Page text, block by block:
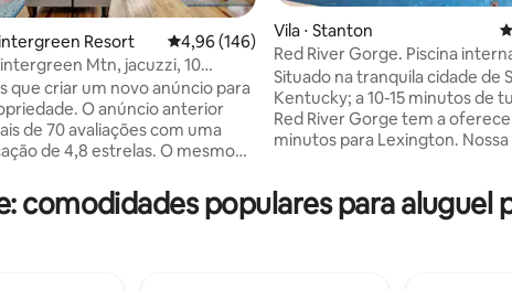
média de 5, 210 avaliações
Resort 4,96 de uma avaliação média de 5, 146
4,96 (146)
Mtn, jacuzzi, 10
sem degraus
que criar um novo anúncio para
O anúncio anterior
de 70 avaliações com uma
de 4,8 estrelas. O mesmo
novo anúncio. Capturas de
antigo em fotos
Vila ⋅ Stanton
Red River Gorge. Piscina
jogos. Animais de estimação.
Situado na tranquila cidade de
Kentucky; a 10-15 minutos de
Red River Gorge tem a
minutos para Lexington. Nossa
para cozinhar uma refeição e
junto à lareira em nosso pátio
comodidades populares para